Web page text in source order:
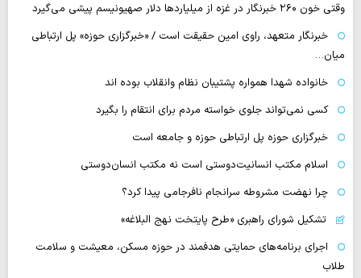
وقتی خون ۲۶۰ خبرنگار در غزه از میلیاردها دلار صهیونیسم پیشی می‌گیرد
خبرنگار متعهد، راوی امین حقیقت است / «خبرگزاری حوزه» پل ارتباطی
میان…
خانواده شهدا همواره پشتیبان نظام وانقلاب بوده اند
کسی نمی‌تواند جلوی خواسته مردم برای انتقام را بگیرد
خبرگزاری حوزه پل ارتباطی حوزه و جامعه است
اسلام مکتب انسانیت‌دوستی است نه مکتب انسان‌دوستی
چرا نهضت مشروطه سرانجام نافرجامی پیدا کرد؟
تشکیل شورای راهبری «طرح پایتخت نهج البلاغه»
اجرای برنامه‌های حمایتی هدفمند در حوزه مسکن، معیشت و سلامت
طلاب